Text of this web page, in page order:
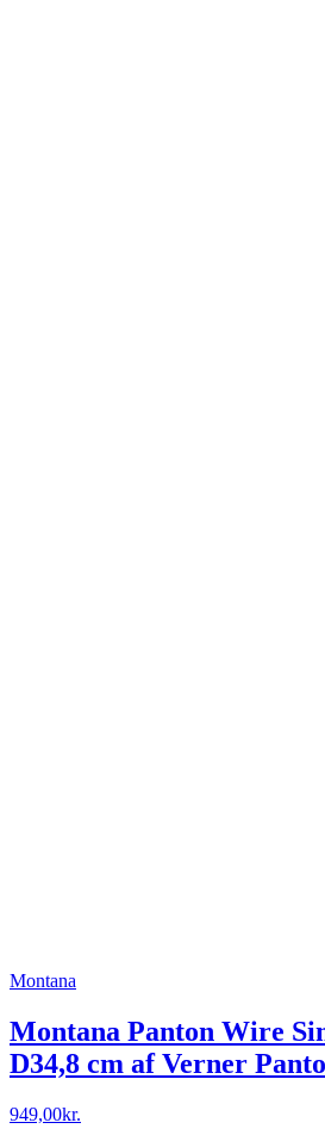
Montana
Montana Panton Wire
D34,8 cm af Verner
949,00kr.